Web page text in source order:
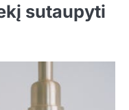
sutaupyti